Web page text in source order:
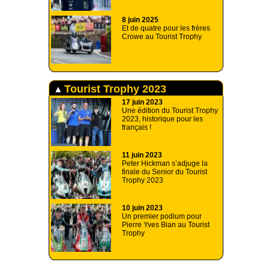
8 juin 2025
Et de quatre pour les frères
Crowe au Tourist Trophy
Tourist Trophy 2023
17 juin 2023
Une édition du Tourist Trophy
2023, historique pour les
français !
11 juin 2023
Peter Hickman s’adjuge la
finale du Senior du Tourist
Trophy 2023
10 juin 2023
Un premier podium pour
Pierre Yves Bian au Tourist
Trophy